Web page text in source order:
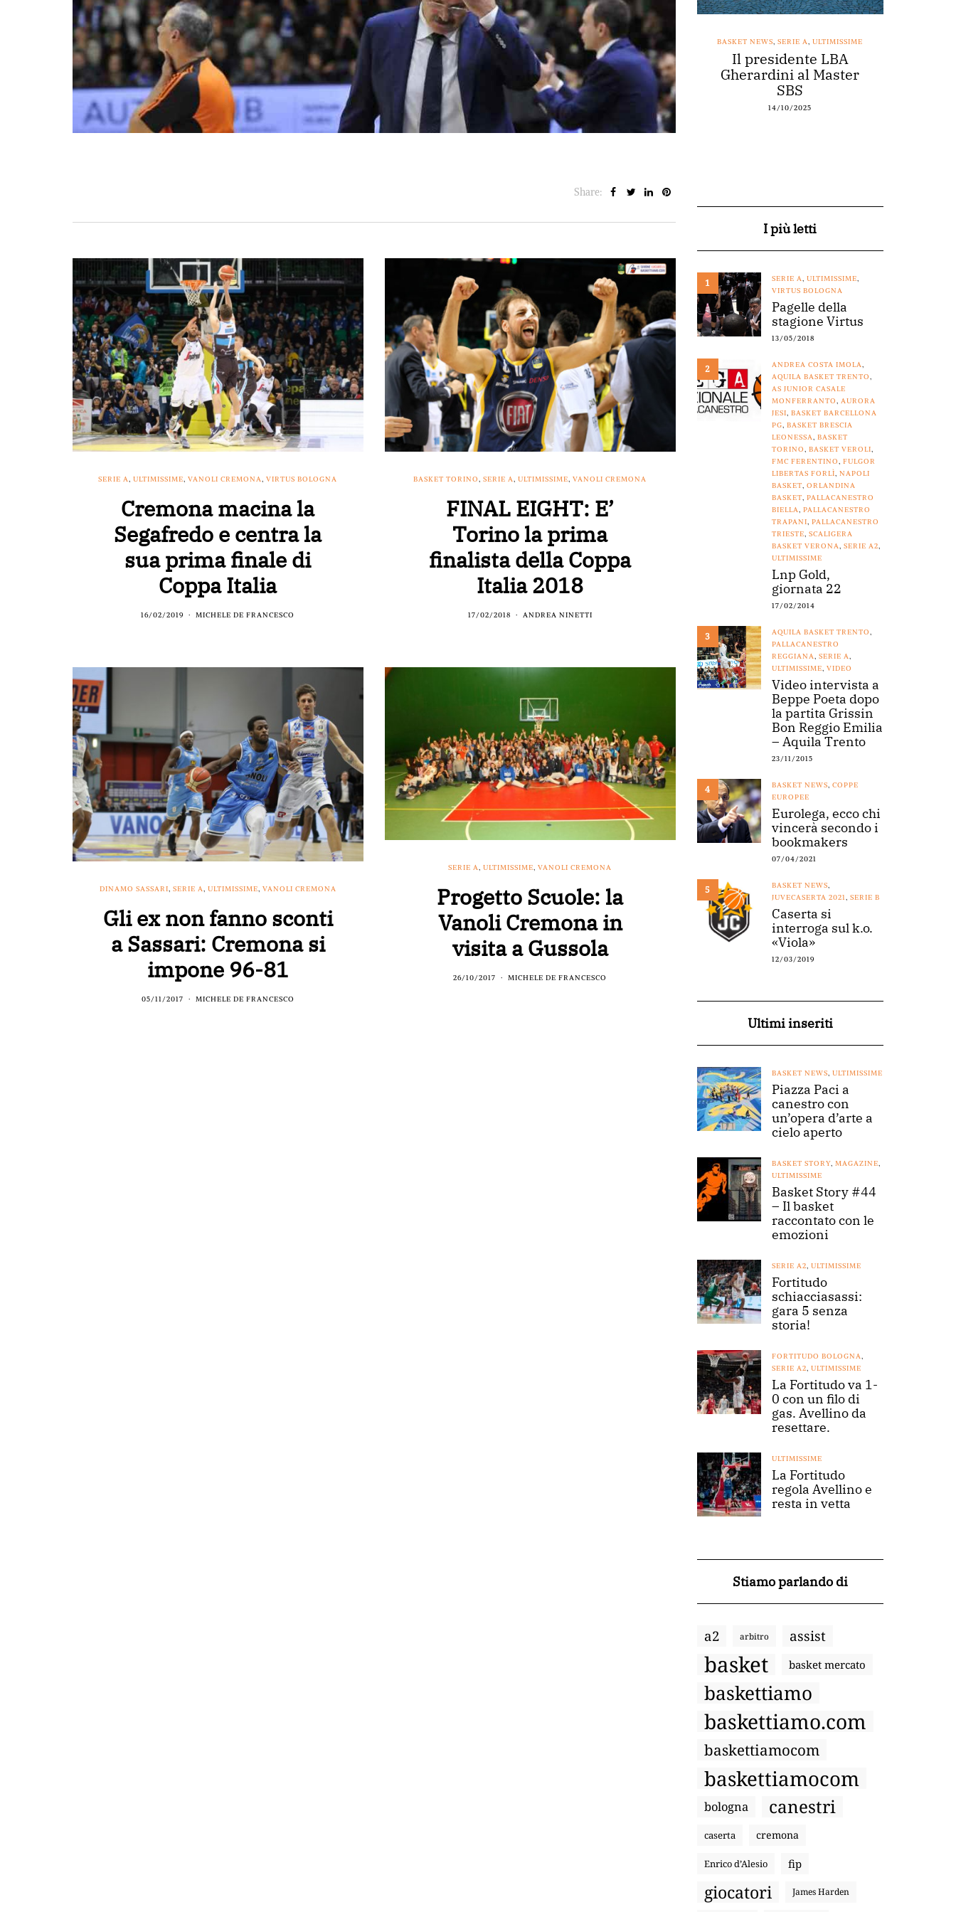
Share:
SERIE A,ULTIMISSIME,VANOLI CREMONA,VIRTUS BOLOGNA
Cremona macina la
Segafredo e centra la
sua prima finale di
Coppa Italia
16/02/2019 MICHELE DE FRANCESCO
BASKET TORINO,SERIE A,ULTIMISSIME,VANOLI CREMONA
FINAL EIGHT: E’
Torino la prima
finalista della Coppa
Italia 2018
17/02/2018 ANDREA NINETTI
DINAMO SASSARI, SERIE A, ULTIMISSIME, VANOLI CREMONA
Gli ex non fanno sconti
a Sassari: Cremona si
impone 96-81
05/11/2017 MICHELE DE FRANCESCO
SERIE A,ULTIMISSIME,VANOLI CREMONA
Progetto Scuole: la
Vanoli Cremona in
visita a Gussola
26/10/2017 MICHELE DE FRANCESCO
BASKET TORINO,BENEDETTO XIV CENTO
BERGAMO BASKET 2014
FORLÌ
PALLACANESTRO 2.015
FORTITUDO BOLOGNA,
NEW BASKET BRINDISI
PISTOIA BASKET ,
ROSETO
SCAFATI BASKET 1969,SCALIGERA
BASKET VERONA
SCANDONE AVELLINO
SERIE
URANIA MILANO VUELLE PESARO
Serie A2, le protagoniste
BASKET NEWS,ULTIMISSIME
Alla Roig Arena di
Valencia arriva «The
Eye»
14/07/2025
BASKET NEWS,ULTIMISSIME
Piazza Paci a canestro
con un’opera d’arte a
cielo aperto
17/06/2026
BASKET NEWS,SERIE A,ULTIMISSIME
Il presidente LBA
Gherardini al Master
SBS
14/10/2025
I più letti
1 SERIE A, ULTIMISSIME,
VIRTUS BOLOGNA
Pagelle della
stagione Virtus
13/05/2018
2 ANDREA COSTA IMOLA,
AQUILA BASKET TRENTO,
AS JUNIOR CASALE
MONFERRANTO, AURORA
JESI, BASKET BARCELLONA
PG, BASKET BRESCIA
LEONESSA, BASKET
TORINO, BASKET VEROLI,
FMC FERENTINO, FULGOR
LIBERTAS FORLÌ, NAPOLI
BASKET, ORLANDINA
BASKET, PALLACANESTRO
BIELLA, PALLACANESTRO
TRAPANI, PALLACANESTRO
TRIESTE, SCALIGERA
BASKET VERONA, SERIE A2,
ULTIMISSIME
Lnp Gold,
giornata 22
17/02/2014
3 AQUILA BASKET TRENTO,
PALLACANESTRO
REGGIANA, SERIE A,
ULTIMISSIME, VIDEO
Video intervista a
Beppe Poeta dopo
la partita Grissin
Bon Reggio Emilia
– Aquila Trento
23/11/2015
4 BASKET NEWS, COPPE
EUROPEE
Eurolega, ecco chi
vincerà secondo i
bookmakers
07/04/2021
5 BASKET NEWS,
JUVECASERTA 2021, SERIE B
Caserta si
interroga sul k.o.
«Viola»
12/03/2019
Ultimi inseriti
BASKET NEWS, ULTIMISSIME
Piazza Paci a
canestro con
un’opera d’arte a
cielo aperto
BASKET STORY, MAGAZINE,
ULTIMISSIME
Basket Story #44
– Il basket
raccontato con le
emozioni
SERIE A2, ULTIMISSIME
Fortitudo
schiacciasassi:
gara 5 senza
storia!
FORTITUDO BOLOGNA,
SERIE A2, ULTIMISSIME
La Fortitudo va 1-
0 con un filo di
gas. Avellino da
resettare.
ULTIMISSIME
La Fortitudo
regola Avellino e
resta in vetta
Stiamo parlando di
a2 arbitro assist
basket basket mercato
baskettiamo
baskettiamo.com
baskettiamocom
baskettiamocom
bologna canestri
caserta cremona
Enrico d’Alesio fip
giocatori James Harden